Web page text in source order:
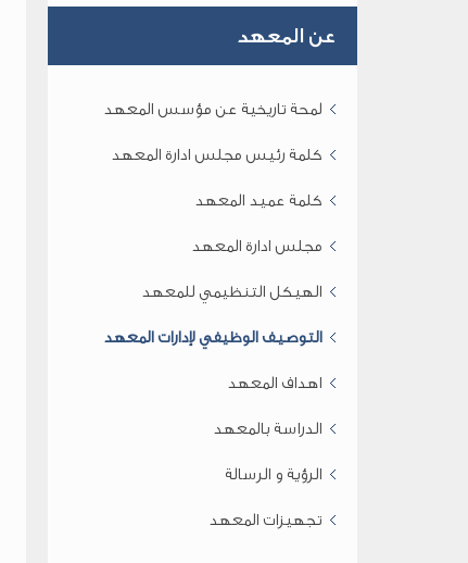
عن المعهد
لمحة تاريخية عن مؤسس المعهد
كلمة رئيس مجلس ادارة المعهد
كلمة عميد المعهد
مجلس ادارة المعهد
الهيكل التنظيمي للمعهد
التوصيف الوظيفي لإدارات المعهد
اهداف المعهد
الدراسة بالمعهد
الرؤية و الرسالة
تجهيزات المعهد